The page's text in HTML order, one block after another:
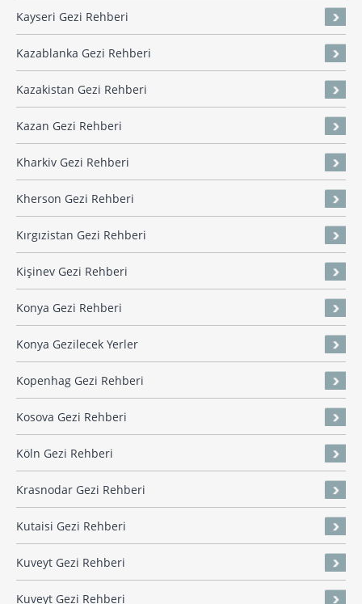
Kayseri Gezi Rehberi
Kazablanka Gezi Rehberi
Kazakistan Gezi Rehberi
Kazan Gezi Rehberi
Kharkiv Gezi Rehberi
Kherson Gezi Rehberi
Kırgızistan Gezi Rehberi
Kişinev Gezi Rehberi
Konya Gezi Rehberi
Konya Gezilecek Yerler
Kopenhag Gezi Rehberi
Kosova Gezi Rehberi
Köln Gezi Rehberi
Krasnodar Gezi Rehberi
Kutaisi Gezi Rehberi
Kuveyt Gezi Rehberi
Kuveyt Gezi Rehberi